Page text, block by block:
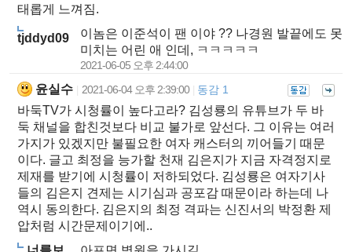
태롭게 느껴짐.
tjddyd09
이놈은 이준석이 팬 이야 ?? 나경원 발끝에도 못
미치는 어린 애 인데, ㅋㅋㅋㅋㅋ
2021-06-05 오후 2:44:00
윤실수 2021-06-04 오후 2:39:00 동감 1
바둑TV가 시청률이 높다고라? 김성룡의 유튜브가 두 바
둑 채널을 합친것보다 비교 불가로 앞선다. 그 이유는 여러
가지가 있겠지만 불필요한 여자 캐스터의 끼어들기 때문
이다. 글고 최정을 능가할 천재 김은지가 지금 자격정지로
제재를 받기에 시청률이 저하되었다. 김성룡은 여자기사
들의 김은지 견제는 시기심과 공포감 때문이라 하는데 나
역시 동의한다. 김은지의 최정 격파는 신진서의 박정환 제
압처럼 시간문제이기에..